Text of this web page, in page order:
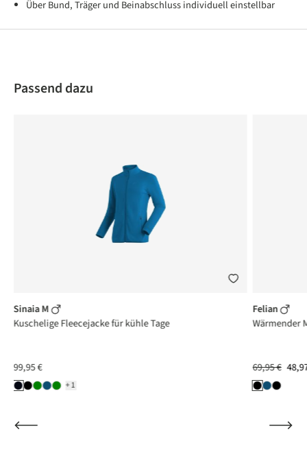
Über Bund, Träger und Beinabschluss individuell einstellbar
Produktgalerie überspringen
Passend dazu
+1
Sinaia M
Kuschelige Fleecejacke für kühle Tage
99,95 €
Felian
Wärmender
69,95 €